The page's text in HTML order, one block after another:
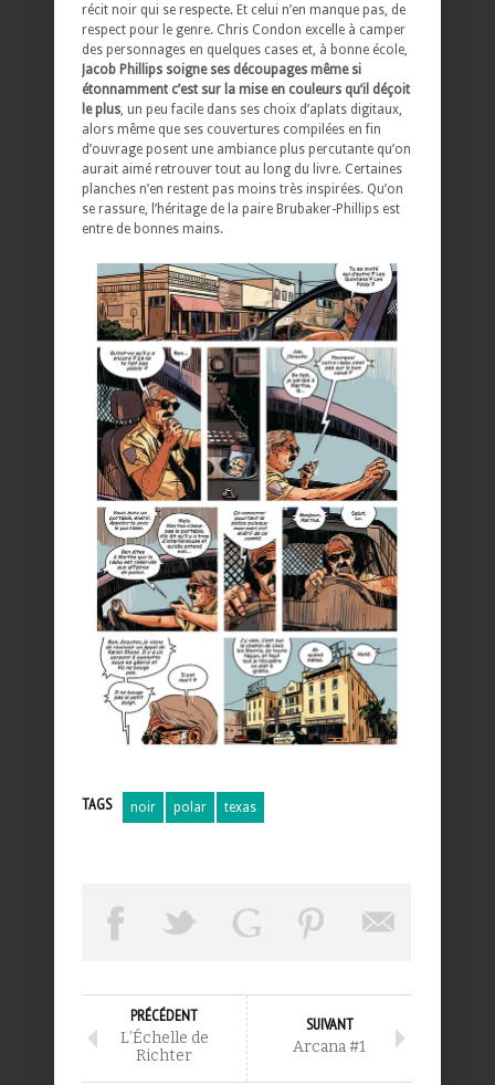
récit noir qui se respecte. Et celui n’en manque pas, de
respect pour le genre. Chris Condon excelle à camper
des personnages en quelques cases et, à bonne école,
Jacob Phillips soigne ses découpages même si
étonnamment c’est sur la mise en couleurs qu’il déçoit
le plus, un peu facile dans ses choix d’aplats digitaux,
alors même que ses couvertures compilées en fin
d’ouvrage posent une ambiance plus percutante qu’on
aurait aimé retrouver tout au long du livre. Certaines
planches n’en restent pas moins très inspirées. Qu’on
se rassure, l’héritage de la paire Brubaker-Phillips est
entre de bonnes mains.
TAGS noir polar texas
PRÉCÉDENT
L’Échelle de
Richter
SUIVANT
Arcana #1